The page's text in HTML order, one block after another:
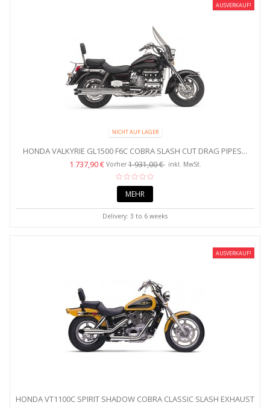
AUSVERKAUF!
NICHT AUF LAGER
HONDA VALKYRIE GL1500 F6C COBRA SLASH CUT DRAG PIPES...
1 737,90 € Vorher1 931,00 € inkl. MwSt.
MEHR
Delivery: 3 to 6 weeks
AUSVERKAUF!
HONDA VT1100C SPIRIT SHADOW COBRA CLASSIC SLASH EXHAUST